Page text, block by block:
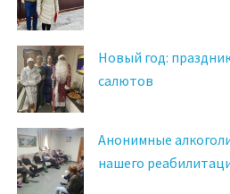
Новый год:
салютов
Анонимные
нашего